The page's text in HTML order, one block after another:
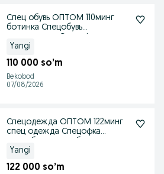
Спец обувь ОПТОМ 110минг
ботинка Спецобувь
Yangi
110 000 so’m
Bekobod
07/08/2026
Спецодежда ОПТОМ 122минг
спец одежда Спецофка
Yangi
122 000 so’m